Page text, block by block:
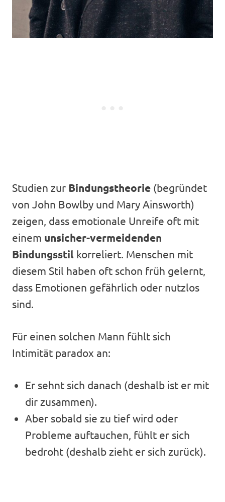
Studien zur Bindungstheorie (begründet
von John Bowlby und Mary Ainsworth)
zeigen, dass emotionale Unreife oft mit
einem unsicher-vermeidenden
Bindungsstil korreliert. Menschen mit
diesem Stil haben oft schon früh gelernt,
dass Emotionen gefährlich oder nutzlos
sind.
Für einen solchen Mann fühlt sich
Intimität paradox an:
Er sehnt sich danach (deshalb ist er mit
dir zusammen).
Aber sobald sie zu tief wird oder
Probleme auftauchen, fühlt er sich
bedroht (deshalb zieht er sich zurück).